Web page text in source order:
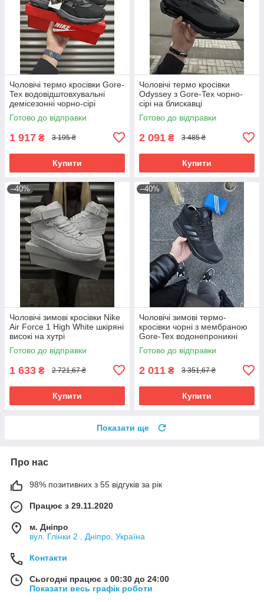
Чоловічі термо кросівки Gore-
Tex водовідштовхувальні
демісезонні чорно-сірі
Готово до відправки
1 917 ₴ 3 195 ₴
Купити
Чоловічі термо кросівки
Odyssey з Gore-Tex чорно-
сірі на блискавці
Готово до відправки
2 091 ₴ 3 485 ₴
Купити
–40%
Чоловічі зимові кросівки Nike
Air Force 1 High White шкіряні
високі на хутрі
Готово до відправки
1 633 ₴ 2 721,67 ₴
Купити
–40%
Чоловічі зимові термо-
кросівки чорні з мембраною
Gore-Tex водонепроникні
Готово до відправки
2 011 ₴ 3 351,67 ₴
Купити
Показати ще
Про нас
98% позитивних з 55 відгуків за рік
Працює з 29.11.2020
м. Дніпро
вул. Глінки 2 , Дніпро, Україна
Контакти
Сьогодні працює з 00:30 до 24:00
Показати весь графік роботи